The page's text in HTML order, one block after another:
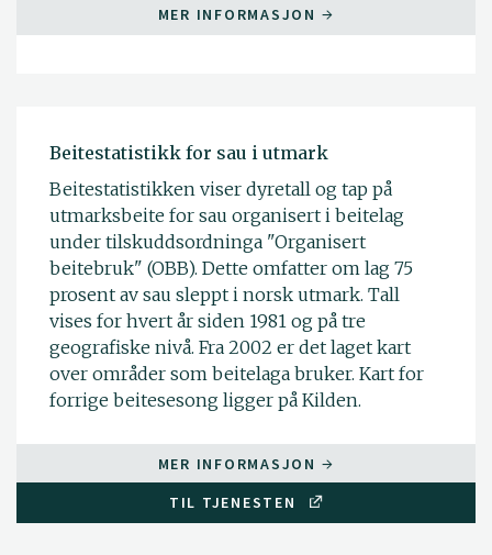
MER INFORMASJON
Beitestatistikk for sau i utmark
Beitestatistikken viser dyretall og tap på
utmarksbeite for sau organisert i beitelag
under tilskuddsordninga "Organisert
beitebruk" (OBB). Dette omfatter om lag 75
prosent av sau sleppt i norsk utmark. Tall
vises for hvert år siden 1981 og på tre
geografiske nivå. Fra 2002 er det laget kart
over områder som beitelaga bruker. Kart for
forrige beitesesong ligger på Kilden.
MER INFORMASJON
TIL TJENESTEN